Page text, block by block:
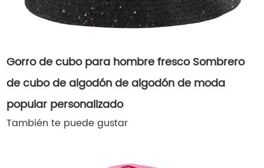
Gorro de cubo para hombre fresco Sombrero
de cubo de algodón de algodón de moda
popular personalizado
También te puede gustar